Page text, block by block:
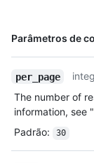
Parâmetros de
Nome,
per_page
The number of
information, see "
Padrão: 30